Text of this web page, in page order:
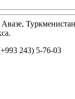
243) 5-76-03